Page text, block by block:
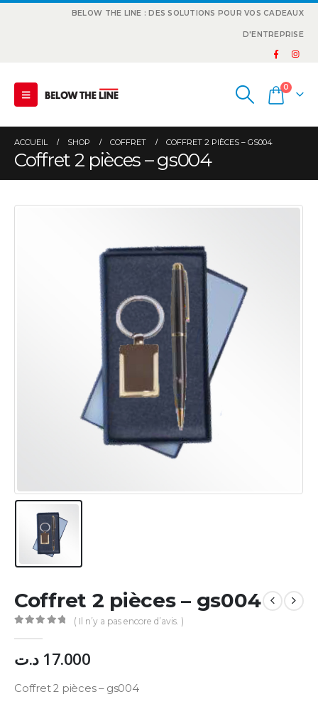
BELOW THE LINE : DES SOLUTIONS POUR VOS CADEAUX
D'ENTREPRISE
0
ACCUEIL SHOP COFFRET COFFRET 2 PIÈCES – GS004
Coffret 2 pièces – gs004
Coffret 2 pièces – gs004
( Il n’y a pas encore d’avis. )
17.000 د.ت
Coffret 2 pièces – gs004